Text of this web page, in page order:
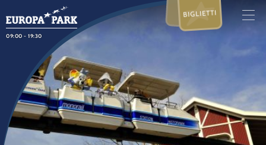
09:00 - 19:30
BIGLIETTI